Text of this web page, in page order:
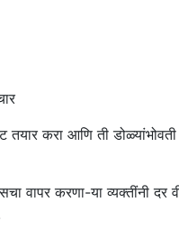
तयार करा आणि ती
करणा-या व्यक्तींनी दर